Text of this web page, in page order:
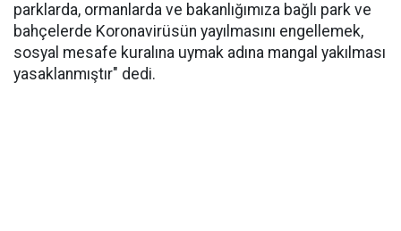
parklarda, ormanlarda ve bakanlığımıza bağlı park ve
bahçelerde Koronavirüsün yayılmasını engellemek,
sosyal mesafe kuralına uymak adına mangal yakılması
yasaklanmıştır" dedi.